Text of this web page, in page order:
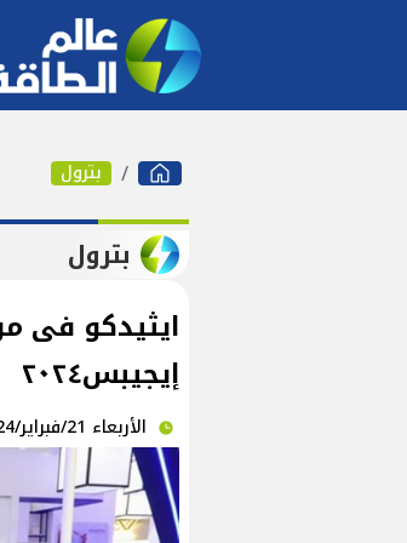
بترول
بترول
ايثيدكو فى
إيجيبس٢٠٢٤
الأربعاء 21/فبراير/2024 - 03:47 م